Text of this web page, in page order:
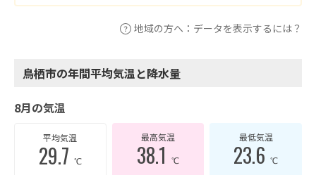
地域の方へ：データを表示するには？
鳥栖市の年間平均気温と降水量
8月の気温
平均気温
29.7 ℃
最高気温
38.1 ℃
最低気温
23.6℃